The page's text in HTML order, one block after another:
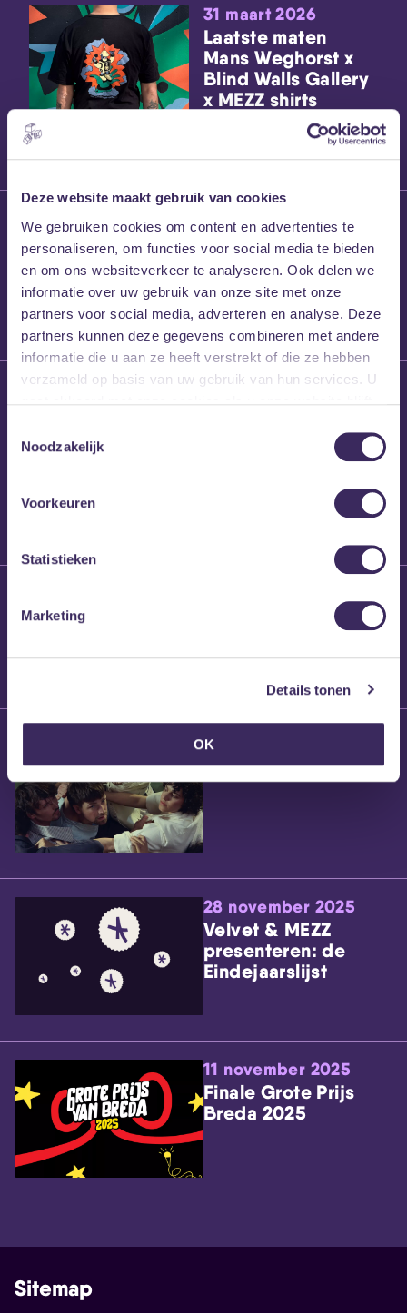
Deze website maakt gebruik van cookies
We gebruiken cookies om content en advertenties te
personaliseren, om functies voor social media te bieden
en om ons websiteverkeer te analyseren. Ook delen we
informatie over uw gebruik van onze site met onze
partners voor social media, adverteren en analyse. Deze
partners kunnen deze gegevens combineren met andere
informatie die u aan ze heeft verstrekt of die ze hebben
verzameld op basis van uw gebruik van hun services. U
Noodzakelijk
Voorkeuren
Statistieken
Marketing
Details tonen
OK
31 maart 2026
Laatste maten
Mans Weghorst x
Blind Walls Gallery
x MEZZ shirts
27 maart 2026
Willem’s Blog:
Frans Kalf
26 maart 2026
Brennt Vanneste
24 maart 2026
Willem’s Blog: Ão
28 november 2025
Velvet & MEZZ
presenteren: de
Eindejaarslijst
11 november 2025
Finale Grote Prijs
Breda 2025
Sitemap